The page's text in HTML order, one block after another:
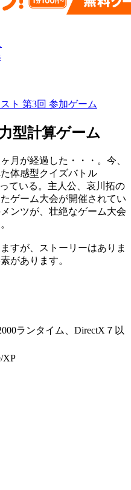
ト 第3回 参加ゲーム
型計算ゲーム
月が経過した・・・。今、
体感型クイズバトル
ている。主人公、哀川拓の
ゲーム大会が開催されてい
ンツが、壮絶なゲーム大会
すが、ストーリーはありま
があります。
ランタイム、DirectX７以
XP